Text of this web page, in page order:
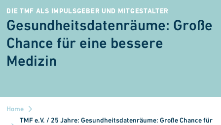
DIE TMF ALS IMPULSGEBER UND MITGESTALTER
Gesundheitsdatenräume: Große
Chance für eine bessere
Medizin
Home
TMF e.V. / 25 Jahre: Gesundheitsdatenräume: Große Chance für